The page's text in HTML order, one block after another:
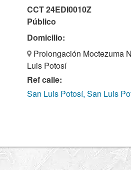
CCT 24EDI0010Z
Público
Domicilio:
Prolongación Moctezuma
Luis Potosí
Ref calle:
San Luis Potosí, San Luis